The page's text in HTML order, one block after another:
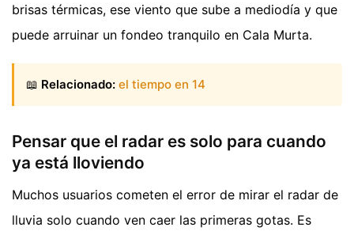
brisas térmicas, ese viento que sube a mediodía y que
puede arruinar un fondeo tranquilo en Cala Murta.
📖 Relacionado: el tiempo en 14
Pensar que el radar es solo para cuando
ya está lloviendo
Muchos usuarios cometen el error de mirar el radar de
lluvia solo cuando ven caer las primeras gotas. Es